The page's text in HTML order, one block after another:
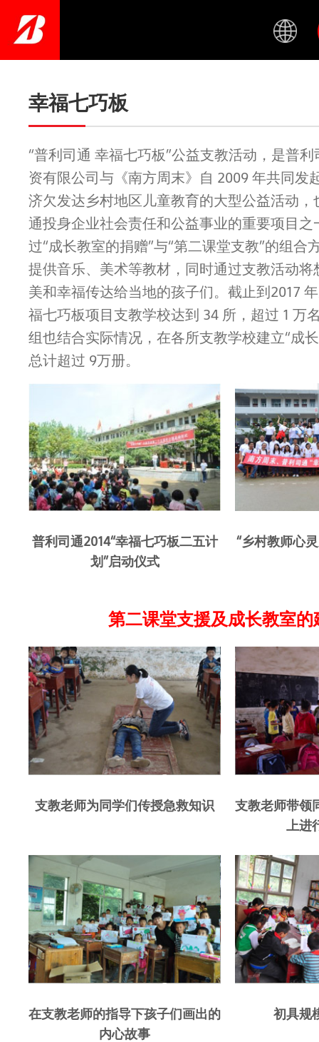
content
幸福七巧板
“普利司通 幸福七巧板”公益支教活动，是普
资有限公司与《南方周末》自 2009 年共同发
济欠发达乡村地区儿童教育的大型公益活动，
通投身企业社会责任和公益事业的重要项目之
过“成长教室的捐赠”与“第二课堂支教”的组合
提供音乐、美术等教材，同时通过支教活动将
美和幸福传达给当地的孩子们。截止到2017
福七巧板项目支教学校达到 34 所，超过 1 万
组也结合实际情况，在各所支教学校建立“成
总计超过 9万册。
普利司通2014“幸福七巧板二五计
划”启动仪式
“乡村教师心
第二课堂支援及成长教室的
支教老师为同学们传授急救知识
支教老师带领
上
在支教老师的指导下孩子们画出的
内心故事
初具规